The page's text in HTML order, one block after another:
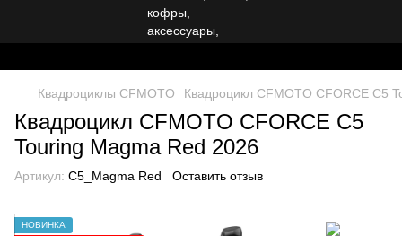
Квадроциклы CFMOTO Квадроцикл CFMOTO CFORCE C5
Квадроцикл CFMOTO CFORCE C5
Touring Magma Red 2026
Артикул: C5_Magma Red Оставить отзыв
НОВИНКА